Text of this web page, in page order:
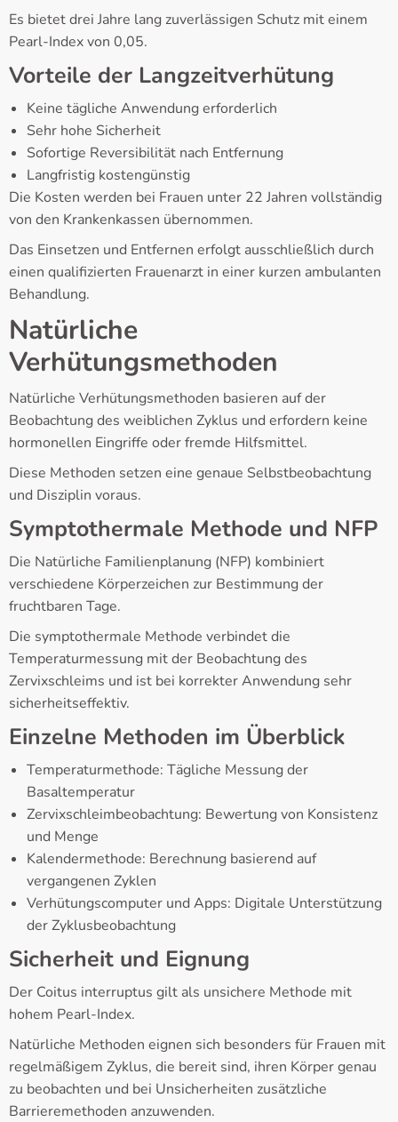
Es bietet drei Jahre lang zuverlässigen Schutz mit einem
Pearl-Index von 0,05.
Vorteile der Langzeitverhütung
Keine tägliche Anwendung erforderlich
Sehr hohe Sicherheit
Sofortige Reversibilität nach Entfernung
Langfristig kostengünstig
Die Kosten werden bei Frauen unter 22 Jahren vollständig
von den Krankenkassen übernommen.
Das Einsetzen und Entfernen erfolgt ausschließlich durch
einen qualifizierten Frauenarzt in einer kurzen ambulanten
Behandlung.
Natürliche
Verhütungsmethoden
Natürliche Verhütungsmethoden basieren auf der
Beobachtung des weiblichen Zyklus und erfordern keine
hormonellen Eingriffe oder fremde Hilfsmittel.
Diese Methoden setzen eine genaue Selbstbeobachtung
und Disziplin voraus.
Symptothermale Methode und NFP
Die Natürliche Familienplanung (NFP) kombiniert
verschiedene Körperzeichen zur Bestimmung der
fruchtbaren Tage.
Die symptothermale Methode verbindet die
Temperaturmessung mit der Beobachtung des
Zervixschleims und ist bei korrekter Anwendung sehr
sicherheitseffektiv.
Einzelne Methoden im Überblick
Temperaturmethode: Tägliche Messung der
Basaltemperatur
Zervixschleimbeobachtung: Bewertung von Konsistenz
und Menge
Kalendermethode: Berechnung basierend auf
vergangenen Zyklen
Verhütungscomputer und Apps: Digitale Unterstützung
der Zyklusbeobachtung
Sicherheit und Eignung
Der Coitus interruptus gilt als unsichere Methode mit
hohem Pearl-Index.
Natürliche Methoden eignen sich besonders für Frauen mit
regelmäßigem Zyklus, die bereit sind, ihren Körper genau
zu beobachten und bei Unsicherheiten zusätzliche
Barrieremethoden anzuwenden.